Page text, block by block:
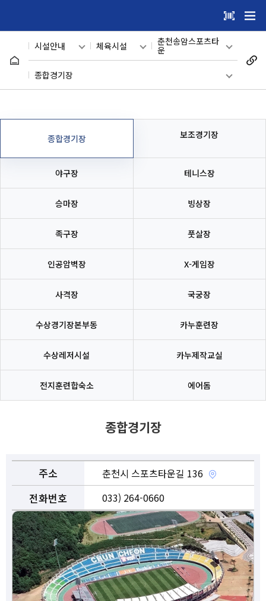
너
뛰
메
뉴
종합경기장
시설안내
메인
이용자마당
마이페이지
회원메뉴
체육시설
수영장
체육시설
육센터
춘천송암스포츠타
운
춘천송암스포츠타운
의암생활체육공원
삼천동하키장
신북체육시설
론볼경기장
종합체육회관
거두리인조구장
만천게이트볼장
석사동 무릉공원
서면파크골프장
소양강파크골프장
장애인스포츠센터
고구마섬 야구장
공지천인조잔디구장
종합경기장
야구장
테니스장
승마장
빙상장
인공암벽장
X-게임장
사격장
카누훈련장
수상레저시설
카누제작교실
전지훈련합숙소
에어돔
종합경기장 보조경기장
야구장 테니스장
승마장 빙상장
족구장 풋살장
인공암벽장 X-게임장
사격장 국궁장
수상경기장본부동 카누훈련장
수상레저시설 카누제작교실
전지훈련합숙소 에어돔
주소 춘천시 스포츠타운길 136
전화번호 033) 264-0660